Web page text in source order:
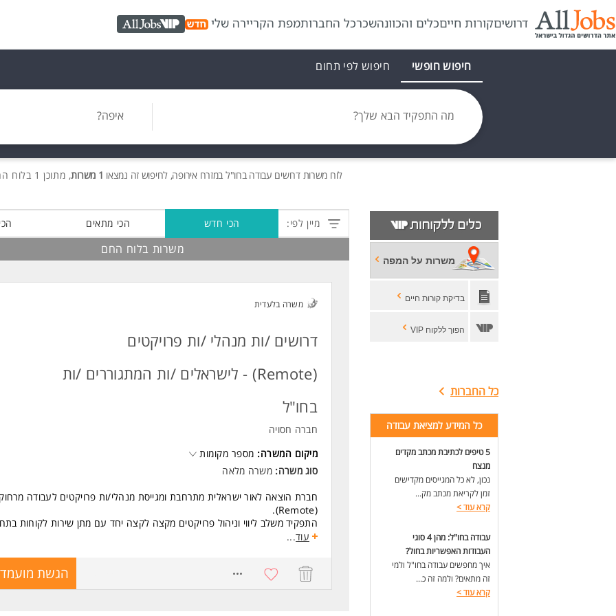
דרושיםקורות חייםכלים והכוונהשכרכל החברותמפת הקריירה שלי AllJobs VIP
חיפוש חופשי חיפוש לפי תחום
מה התפקיד הבא שלך? איפה?
לוח משרותדרושים עבודה בחו"ל במזרח אירופה, לחיפוש זה נמצאו 1 משרות , מתוכן 1 בלוח החם חינם!
משרות על המפה
בדיקת קורות חיים
הפוך ללקוח VIP
כל החברות
כל המידע למציאת עבודה
5 טיפים לכתיבת מכתב מקדים
מנצח
נכון, לא כל המגייסים מקדישים
זמן לקריאת מכתב מק...
קרא עוד>
עבודה בחו"ל: מהן 4 סוגי
העבודות האפשריות בחול?
איך מחפשים עבודה בחו"ל ולמי
זה מתאים? ולמה זה כ...
קרא עוד>
מיין לפי: הכי חדש הכי מתאים
משרות בלוח החם
משרה בלעדית
דרושים /ות מנהלי /ות פרויקטים
(Remote) - לישראלים /ות המתגוררים /ות
בחו"ל
חברה חסויה
מיקום המשרה: מספר מקומות
סוג משרה: משרה מלאה
חברת הוצאה לאור ישראלית מתרחבת ומגייסת מנהלי/ות פרויקטים לעבודה מרחוק
(Remote).
התפקיד משלב ליווי וניהול פרויקטים מקצה לקצה יחד עם מתן שירות לקוחות
התרבות והספרות.
מגורים בחו"ל ויכולת עבודה במתכונת Freelance - חובה.
נכונות לעבודה במשרה מלאה בימים א'-ה'.
עוד...
הגשת